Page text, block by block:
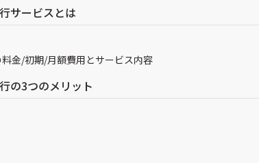
サービスとは
金/初期/月額費用とサービス内容
の3つのメリット